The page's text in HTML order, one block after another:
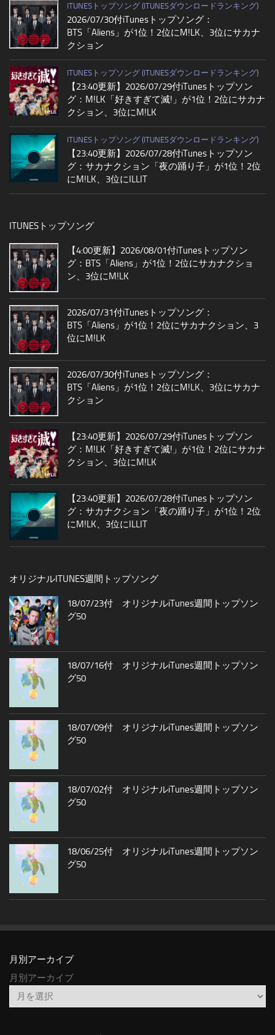
ITUNESトップソング (ITUNESダウンロードランキング)
2026/07/30付iTunesトップソング：
BTS「Aliens」が1位！2位にM!LK、3位にサカナ
クション
ITUNESトップソング (ITUNESダウンロードランキング)
【23:40更新】2026/07/29付iTunesトップソン
グ：M!LK「好きすぎて滅!」が1位！2位にサカナ
クション、3位にM!LK
ITUNESトップソング (ITUNESダウンロードランキング)
【23:40更新】2026/07/28付iTunesトップソン
グ：サカナクション「夜の踊り子」が1位！2位
にM!LK、3位にILLIT
ITUNESトップソング
【4:00更新】2026/08/01付iTunesトップソン
グ：BTS「Aliens」が1位！2位にサカナクショ
ン、3位にM!LK
2026/07/31付iTunesトップソング：
BTS「Aliens」が1位！2位にサカナクション、3
位にM!LK
2026/07/30付iTunesトップソング：
BTS「Aliens」が1位！2位にM!LK、3位にサカナ
クション
【23:40更新】2026/07/29付iTunesトップソン
グ：M!LK「好きすぎて滅!」が1位！2位にサカナ
クション、3位にM!LK
【23:40更新】2026/07/28付iTunesトップソン
グ：サカナクション「夜の踊り子」が1位！2位
にM!LK、3位にILLIT
オリジナルITUNES週間トップソング
18/07/23付 オリジナルiTunes週間トップソン
グ50
18/07/16付 オリジナルiTunes週間トップソン
グ50
18/07/09付 オリジナルiTunes週間トップソン
グ50
18/07/02付 オリジナルiTunes週間トップソン
グ50
18/06/25付 オリジナルiTunes週間トップソン
グ50
月別アーカイブ
月別アーカイブ